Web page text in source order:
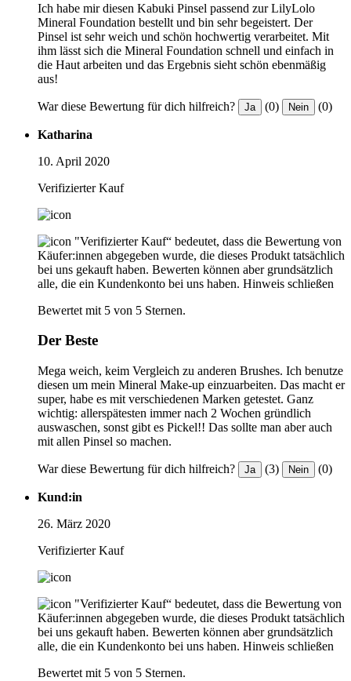
Ich habe mir diesen Kabuki Pinsel passend zur LilyLolo
Mineral Foundation bestellt und bin sehr begeistert. Der
Pinsel ist sehr weich und schön hochwertig verarbeitet. Mit
ihm lässt sich die Mineral Foundation schnell und einfach in
die Haut arbeiten und das Ergebnis sieht schön ebenmäßig
aus!
War diese Bewertung für dich hilfreich? Ja (0) Nein (0)
Katharina
10. April 2020
Verifizierter Kauf
"Verifizierter Kauf“ bedeutet, dass die Bewertung von
Käufer:innen abgegeben wurde, die dieses Produkt tatsächlich
bei uns gekauft haben. Bewerten können aber grundsätzlich
alle, die ein Kundenkonto bei uns haben. Hinweis schließen
Bewertet mit 5 von 5 Sternen.
Der Beste
Mega weich, keim Vergleich zu anderen Brushes. Ich benutze
diesen um mein Mineral Make-up einzuarbeiten. Das macht er
super, habe es mit verschiedenen Marken getestet. Ganz
wichtig: allerspätesten immer nach 2 Wochen gründlich
auswaschen, sonst gibt es Pickel!! Das sollte man aber auch
mit allen Pinsel so machen.
War diese Bewertung für dich hilfreich? Ja (3) Nein (0)
Kund:in
26. März 2020
Verifizierter Kauf
"Verifizierter Kauf“ bedeutet, dass die Bewertung von
Käufer:innen abgegeben wurde, die dieses Produkt tatsächlich
bei uns gekauft haben. Bewerten können aber grundsätzlich
alle, die ein Kundenkonto bei uns haben. Hinweis schließen
Bewertet mit 5 von 5 Sternen.